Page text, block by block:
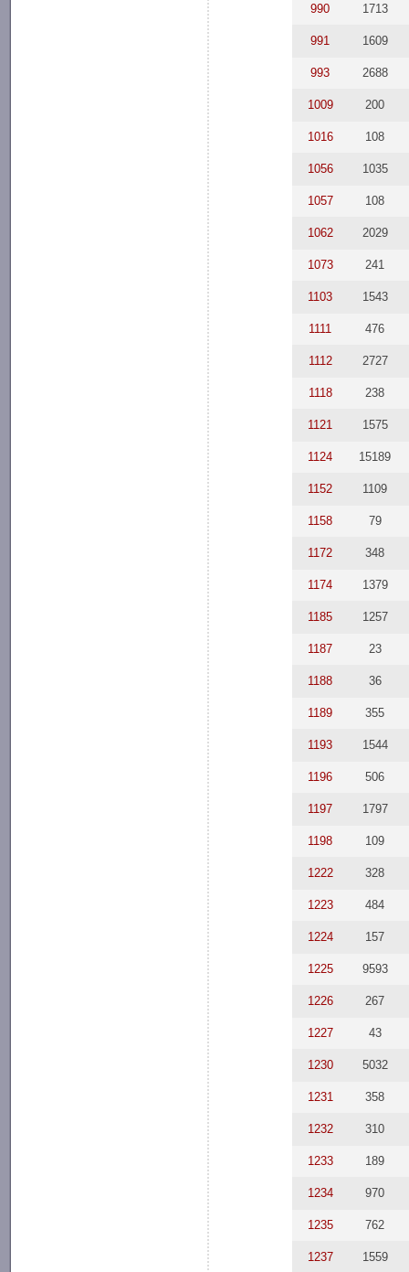
990 1713
991 1609
993 2688
1009 200
1016 108
1056 1035
1057 108
1062 2029
1073 241
1103 1543
1111 476
1112 2727
1118 238
1121 1575
1124 15189
1152 1109
1158 79
1172 348
1174 1379
1185 1257
1187 23
1188 36
1189 355
1193 1544
1196 506
1197 1797
1198 109
1222 328
1223 484
1224 157
1225 9593
1226 267
1227 43
1230 5032
1231 358
1232 310
1233 189
1234 970
1235 762
1237 1559